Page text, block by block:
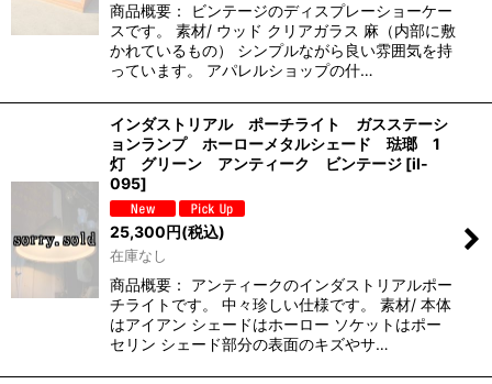
商品概要： ビンテージのディスプレーショーケー
スです。 素材/ ウッド クリアガラス 麻（内部に敷
かれているもの） シンプルながら良い雰囲気を持
っています。 アパレルショップの什…
インダストリアル ポーチライト ガスステーシ
ョンランプ ホーローメタルシェード 琺瑯 1
灯 グリーン アンティーク ビンテージ [il-
095]
25,300円(税込)
在庫なし
商品概要： アンティークのインダストリアルポー
チライトです。 中々珍しい仕様です。 素材/ 本体
はアイアン シェードはホーロー ソケットはポー
セリン シェード部分の表面のキズやサ…